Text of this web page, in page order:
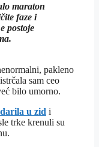
maraton
faze i
postoje
pakleno
sam ceo
bilo umorno.
u zid i
trke krenuli su